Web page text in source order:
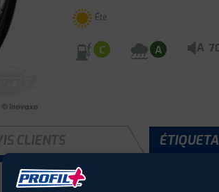
Été
C A A
CLIENTS